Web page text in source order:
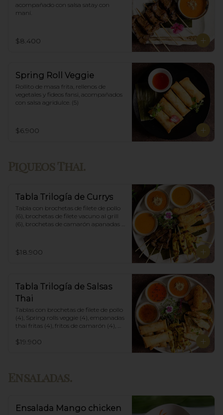
acompañado con salsa satay con
maní.
$8.400
Spring Roll Veggie
Rollito de masa frita, rellenos de
vegetales y fideos fansi, acompañados
con salsa agridulce. (5)
$6.900
Tabla Trilogía de Currys
Tabla con brochetas de filete de pollo
(6), brochetas de filete vacuno al grill
(6), brochetas de camarón apanadas
amarillo.
$18.900
Tabla Trilogía de Salsas
Thai
Tablas con brochetas de filete de pollo
(4), Spring rolls veggie (4), empanadas
thai fritas (4), fritos de camarón (4),
Salsa de Maní y Soja spicy.
$19.900
Ensaladas.
Ensalada Mango chicken